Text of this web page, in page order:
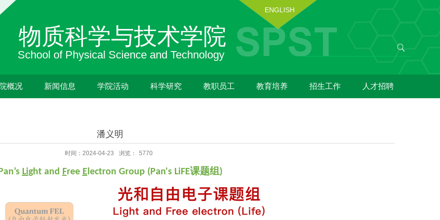
ENGLISH
概况 新闻信息 学院活动 科学研究 教职员工 教育培养 招生工作 人才招聘
潘义明
时间：2024-04-23 浏览： 5770
Light and Free Electron Group (Pan's LiFE课题组)